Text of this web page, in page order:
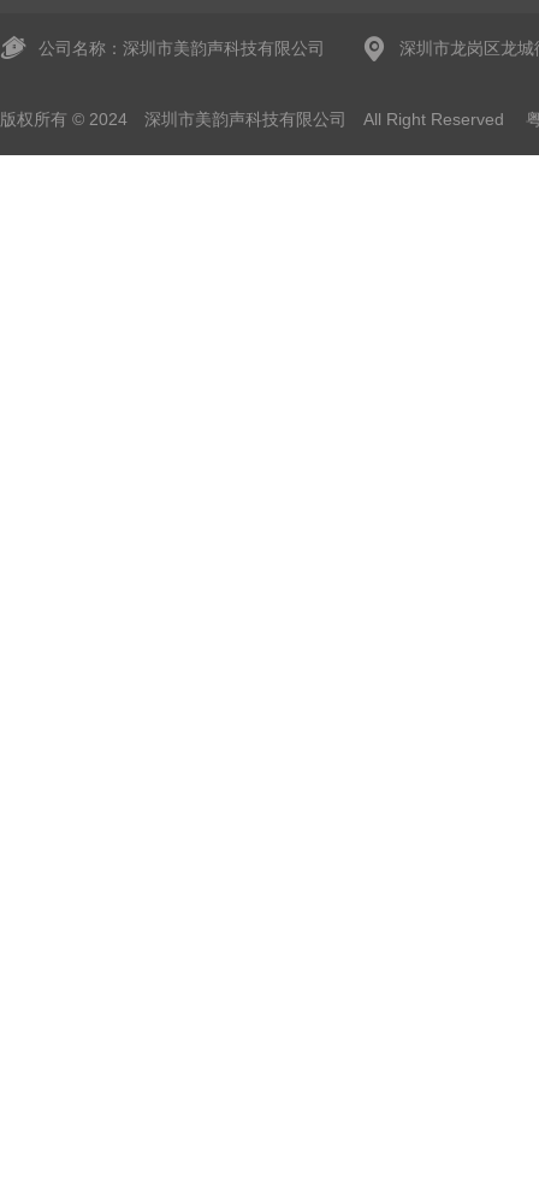
公司名称：深圳市美韵声科技有限公司 深圳市龙岗区龙
版权所有 © 2024 深圳市美韵声科技有限公司 All Right Reserved